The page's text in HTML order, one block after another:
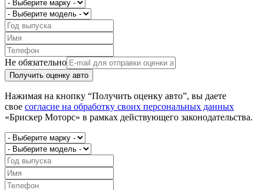
Не обязательно
Получить оценку авто
Нажимая на кнопку “Получить оценку авто”, вы даете
свое согласие на обработку своих персональных данных
«Брискер Моторс» в рамках действующего законодательства.